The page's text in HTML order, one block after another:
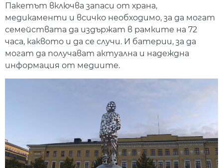
Пакетът включва запаси от храна,
медикаменти и всичко необходимо, за да могат
семействата да издържат в рамките на 72
часа, каквото и да се случи. И батерии, за да
могат да получават актуална и надеждна
информация от медиите.